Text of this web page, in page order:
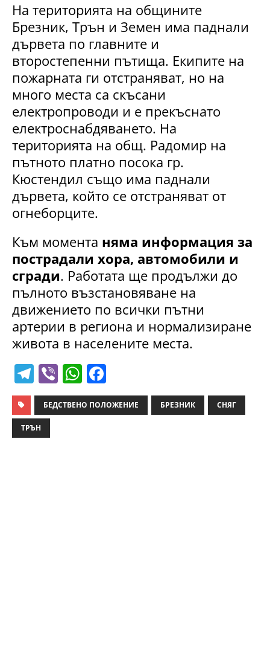
На територията на общините
Брезник, Трън и Земен има паднали
дървета по главните и
второстепенни пътища. Екипите на
пожарната ги отстраняват, но на
много места са скъсани
електропроводи и е прекъснато
електроснабдяването. На
територията на общ. Радомир на
пътното платно посока гр.
Кюстендил също има паднали
дървета, който се отстраняват от
огнеборците.
Към момента няма информация за
пострадали хора, автомобили и
сгради. Работата ще продължи до
пълното възстановяване на
движението по всички пътни
артерии в региона и нормализиране
живота в населените места.
T
el
e
gr
Vi
b
er
W
h
at
a
c
БЕДСТВЕНО ПОЛОЖЕНИЕ БРЕЗНИК СНЯГ
ТРЪН